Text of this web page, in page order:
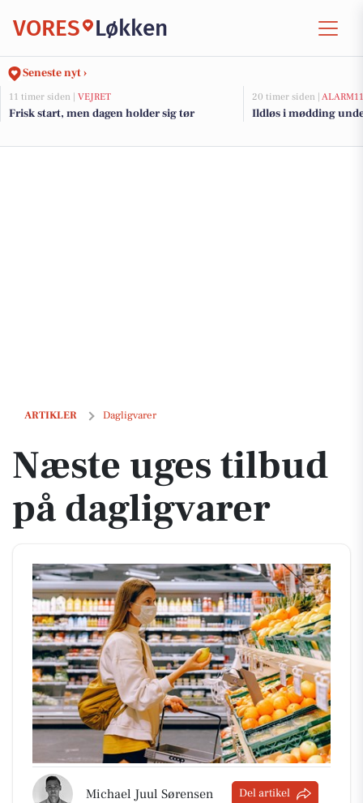
VORES Løkken
Seneste nyt ›
11 timer siden | VEJRET
Frisk start, men dagen holder sig tør
20 timer siden |
Ildløs i mødding
ARTIKLER Dagligvarer
Næste uges tilbud på dagligvarer
Næste uges tilbud
på dagligvarer
Michael Juul Sørensen Del artikel